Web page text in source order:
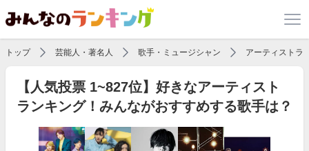
トップ 芸能人・著名人 歌手・ミュージシャン アーティストラ
【人気投票 1~827位】好きなアーティスト
ランキング！みんながおすすめする歌手は？